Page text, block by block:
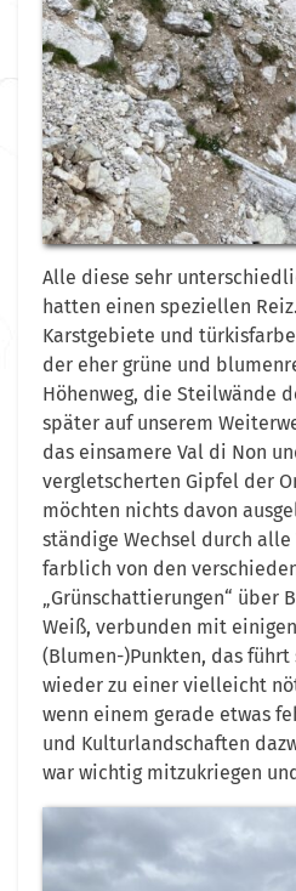
Alle diese sehr
hatten einen speziellen
Karstgebiete und
der eher grüne und
Höhenweg, die Steilwände
später auf unserem
das einsamere Val di Non
vergletscherten Gipfel der
möchten nichts davon
ständige Wechsel durch alle
farblich von den
„Grünschattierungen“ über
Weiß, verbunden mit
(Blumen-)Punkten, das führt
wieder zu einer vielleicht
wenn einem gerade etwas
und Kulturlandschaften
war wichtig mitzukriegen